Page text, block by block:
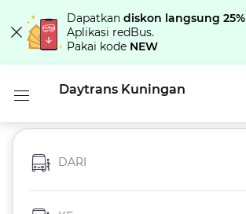
Dapatkan diskon langsung 25%
Aplikasi redBus.
Pakai kode NEW
Daytrans Kuningan
DARI